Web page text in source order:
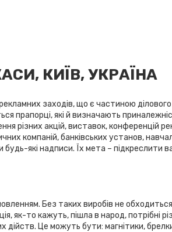
КИЇВ, УКРАЇНА
заходів, що є частиною
які й визначають
різних акцій, виставок, конференцій
компаній, банківських установ,
які надписи. Їх мета – підкреслити
Без таких виробів не
то кажуть, пішла в народ, потрібні
Це можуть бути: магнітики,